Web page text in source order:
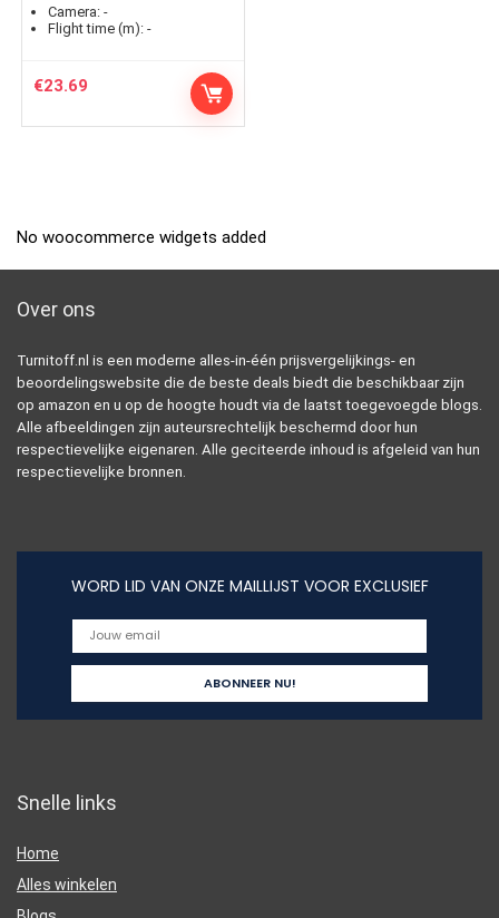
Camera: -
Flight time (m): -
€23.69
No woocommerce widgets added
Over ons
Turnitoff.nl is een moderne alles-in-één prijsvergelijkings- en
beoordelingswebsite die de beste deals biedt die beschikbaar zijn
op amazon en u op de hoogte houdt via de laatst toegevoegde blogs.
Alle afbeeldingen zijn auteursrechtelijk beschermd door hun
respectievelijke eigenaren. Alle geciteerde inhoud is afgeleid van hun
respectievelijke bronnen.
WORD LID VAN ONZE MAILLIJST VOOR EXCLUSIEF
Snelle links
Home
Alles winkelen